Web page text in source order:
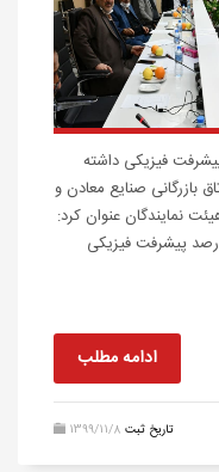
اتاق گرگان ۴۶ درصد پیشرفت فیزیکی داشته
صنایع معادن و
نمایندگان عنوان کرد:
جدید اتاق با ۴ طبقه تابحال ۴۶ درصد پیشرفت فیزیکی
ادامه مطلب
1399/11/8 تاریخ ثبت